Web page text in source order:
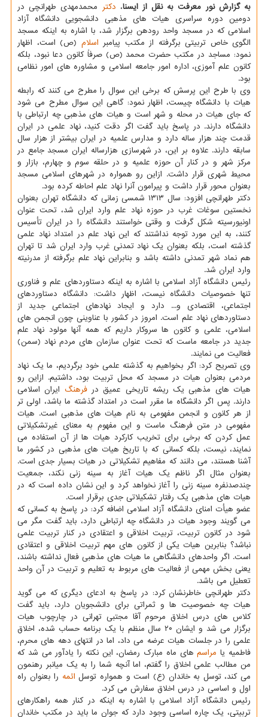
به گزارش نور معرفت به نقل از ایسنا، دكتر محمدمهدی طهرانچی در
دومین دوره سراسری هیات های مذهبی دانشجویی دانشگاه آزاد
اسلامی كه در مسجد واحد رودهن برگزار شد، با اشاره به اینكه مسجد
الگوی خاص تربیتی برگرفته از مكتب پیامبر اسلام (ص) است، اظهار
نمود: مساجد در مكتب حضرت محمد (ص) صرفاً كانون دعا نبود، بلكه
كانون علم آموزی، اداره امور جامعه اسلامی و مشاوره های امور نظامی
بود.
وی با طرح این پرسش كه برخی این سوال را مطرح می كنند كه رابطه
هیات با دانشگاه چیست، اظهار نمود: گاهی این سوال مطرح می شود
كه جای هیات در محله و شهر است و هیات های مذهبی چه ارتباطی با
دانشگاه دارند. در پاسخ باید گفت اگر دقت كنید، نهاد علمی در ایران
قدمت چند هزار ساله دارد و مدارس علمیه در ایران بیشتر از هزار سال
سابقه دارند. علاوه بر این، در شهرسازی هزارساله ایران مسجد جامع در
مركز شهر و در كنار آن حوزه علمیه و در حلقه سوم و چهارم، بازار و
محیط شهری قرار داشت. ازاین رو همواره در شهرهای اسلامی مسجد
بعنوان محور قرار داشت و پیرامون آنرا نهاد علم احاطه كرده بود.
دكتر طهرانچی افزود: سال ۱۳۱۳ شمسی زمانی كه دانشگاه تهران بعنوان
نخستین سوغات غرب در حوزه نهاد علم وارد ایران شد، تحت عنوان
اونیورسیته شكل گرفت و وقتی خواستند دانشگاه را در ایران تأسیس
كنند، به این مورد توجه نداشتند كه این نهاد علم در امتداد نهاد علمی
گذشته است، بلكه بعنوان یك نهاد تمدنی غرب وارد ایران شد تا تهران
هم نماد شهر تمدنی داشته باشد و بنابراین نهاد علم برگرفته از مدرنیته
وارد ایران شد.
رئیس دانشگاه آزاد اسلامی با اشاره به اینكه دستاوردهای علم و فناوری
تنها خصوصیات دانشگاه نیست، اظهار داشت: دانشگاه دستاوردهای
اجتماعی، اقتصادی و... دارد و ایجاد نهادهای اجتماعی جدید از
دستاوردهای نهاد علم است. امروز در كشور با عناوینی چون انجمن های
اسلامی، علمی و كانون ها سروكار داریم كه همه آنها مولود نهاد علم
جدید در جامعه ماست كه تحت عنوان سازمان های مردم نهاد (سمن)
فعالیت می نمایند.
وی تصریح كرد: اگر بخواهیم به گذشته علمی خود برگردیم، ما یك نهاد
مردمی بعنوان هیات در مسجد كه محل تربیت بود، داشتیم. ازاین رو
هیات های مذهبی یك ریشه تاریخی عمیق درفرهنگ ایران اسلامی
دارند. پس اگر دانشگاه ما مقرر است در امتداد گذشته ما باشد، اولی تر
از هر كانون و انجمن مفهومی به نام هیات های مذهبی است. هیات
مفهومی در متن فرهنگ ماست و این مفهوم به معنای غیرتشكیلاتی
عمل كردن كه برخی برای تخریب كاركرد هیات ها از آن استفاده می
نمایند، نیست، بلكه كسانی كه با تاریخ هیات های مذهبی در كشور ما
آشنا هستند، می دانند كه مفاهیم تشكیلاتی در هیات بسیار جدی است.
بعنوان مثال اگر ناظم یك هیات آغاز به سینه زنی نكند، جمعیت
چندصدنفره سینه زنی را آغاز نخواهد كرد و این نشان داده است كه در
هیات های مذهبی یك رفتار تشكیلاتی جدی برقرار است.
عضو هیأت امنای دانشگاه آزاد اسلامی اضافه كرد: در پاسخ به كسانی كه
می گویند وجود هیات در دانشگاه چه ارتباطی دارد، باید گفت مگر می
شود در كانون تربیت، تربیت اخلاقی و اعتقادی در كنار تربیت علمی
نباشد؟ بنابرین هیات یكی از كانون های مهم تربیت اخلاقی و اعتقادی
است. اگر واحدهای دانشگاهی ما هیات های مذهبی فعال نداشته باشند،
یعنی بخش مهمی از فعالیت های مربوط به تعلیم و تربیت در آن واحد
تعطیل می باشد.
دكتر طهرانچی خاطرنشان كرد: در پاسخ به ادعای دیگری كه می گوید
هیات چه خصوصیت ها و ثمراتی برای دانشجویان دارد، باید گفت
كلاس های درس اخلاق مرحوم آقا مجتبی تهرانی در چارچوب هیات
برگزار می شد و ایشان ۲۰ سال منظم با یك برنامه حساب شده، اخلاق
علمی را در جلسات هیات عرضه می داد، اما در انتهای دهه های محرم،
فاطمیه یا مراسمهای ماه مبارك رمضان، این نكته را یادآور می شد كه
من مطالب علمی اخلاق را گفتم، اما آنچه شما را به یك میانبر رهنمون
می كند، توسل به خاندان (ع) است و همواره توسل ائمه را بعنوان راه
اول و اساسی در درس اخلاق سفارش می كرد.
رئیس دانشگاه آزاد اسلامی با اشاره به اینكه در كنار همه راهكارهای
تربیتی، یك چاره اساسی وجود دارد كه جوان ما باید در مكتب خاندان